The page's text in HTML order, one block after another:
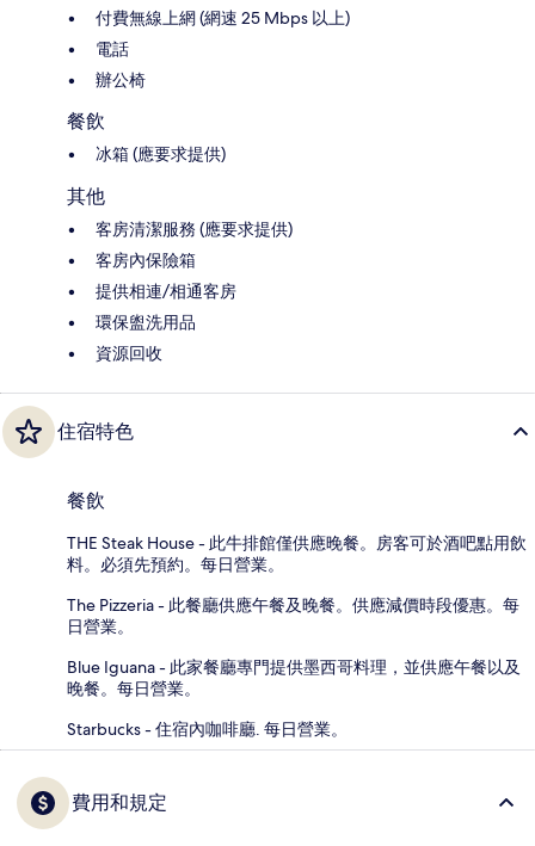
付費無線上網 (網速 25 Mbps 以上)
電話
辦公椅
餐飲
冰箱 (應要求提供)
其他
客房清潔服務 (應要求提供)
客房內保險箱
提供相連/相通客房
環保盥洗用品
資源回收
住宿特色
餐飲
THE Steak House - 此牛排館僅供應晚餐。房客可於酒吧點用飲
料。必須先預約。每日營業。
The Pizzeria - 此餐廳供應午餐及晚餐。供應減價時段優惠。每
日營業。
Blue Iguana - 此家餐廳專門提供墨西哥料理，並供應午餐以及
晚餐。每日營業。
Starbucks - 住宿內咖啡廳. 每日營業。
費用和規定